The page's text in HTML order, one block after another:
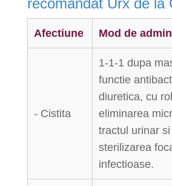
recomandat Urx de la
Afectiune Mod de
- Cistita
1-1-1 dupa
functie
diuretica, cu
eliminarea
tractul urinar
sterilizarea
infectioase.